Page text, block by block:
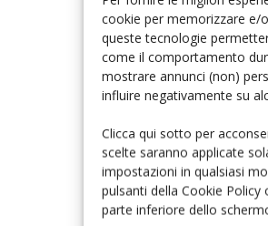
cookie per memorizzare e/
queste tecnologie
come il comportamento
mostrare annunci (non)
influire negativamente su
Clicca qui sotto per
scelte saranno applicate
impostazioni in qualsiasi
pulsanti della Cookie
parte inferiore dello